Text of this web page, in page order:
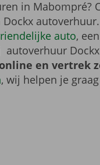
in Mabompré?
auto, een
en vertrek
, wij helpen je